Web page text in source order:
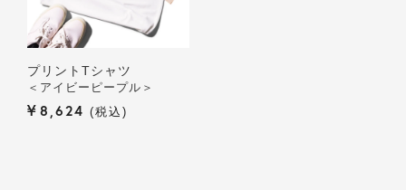
プリントTシャツ
＜アイビーピープル＞
¥ 8,624 税込